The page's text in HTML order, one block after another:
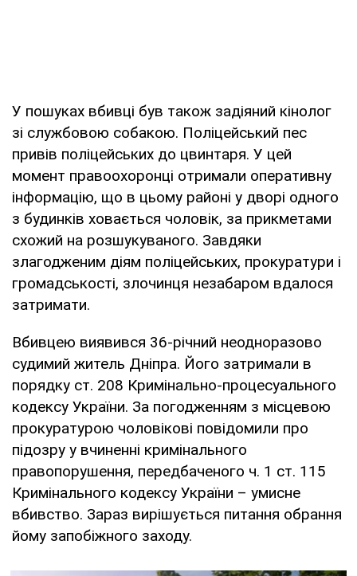
У пошуках вбивці був також задіяний кінолог
зі службовою собакою. Поліцейський пес
привів поліцейських до цвинтаря. У цей
момент правоохоронці отримали оперативну
інформацію, що в цьому районі у дворі одного
з будинків ховається чоловік, за прикметами
схожий на розшукуваного. Завдяки
злагодженим діям поліцейських, прокуратури і
громадськості, злочинця незабаром вдалося
затримати.
Вбивцею виявився 36-річний неодноразово
судимий житель Дніпра. Його затримали в
порядку ст. 208 Кримінально-процесуального
кодексу України. За погодженням з місцевою
прокуратурою чоловікові повідомили про
підозру у вчиненні кримінального
правопорушення, передбаченого ч. 1 ст. 115
Кримінального кодексу України – умисне
вбивство. Зараз вирішується питання обрання
йому запобіжного заходу.